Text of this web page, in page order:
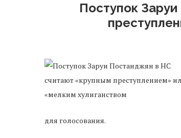
Поступок
для голосования.